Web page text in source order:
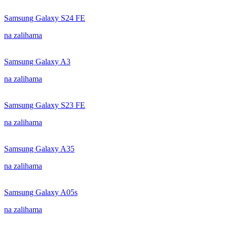
Samsung Galaxy S24 FE
na zalihama
Samsung Galaxy A3
na zalihama
Samsung Galaxy S23 FE
na zalihama
Samsung Galaxy A35
na zalihama
Samsung Galaxy A05s
na zalihama